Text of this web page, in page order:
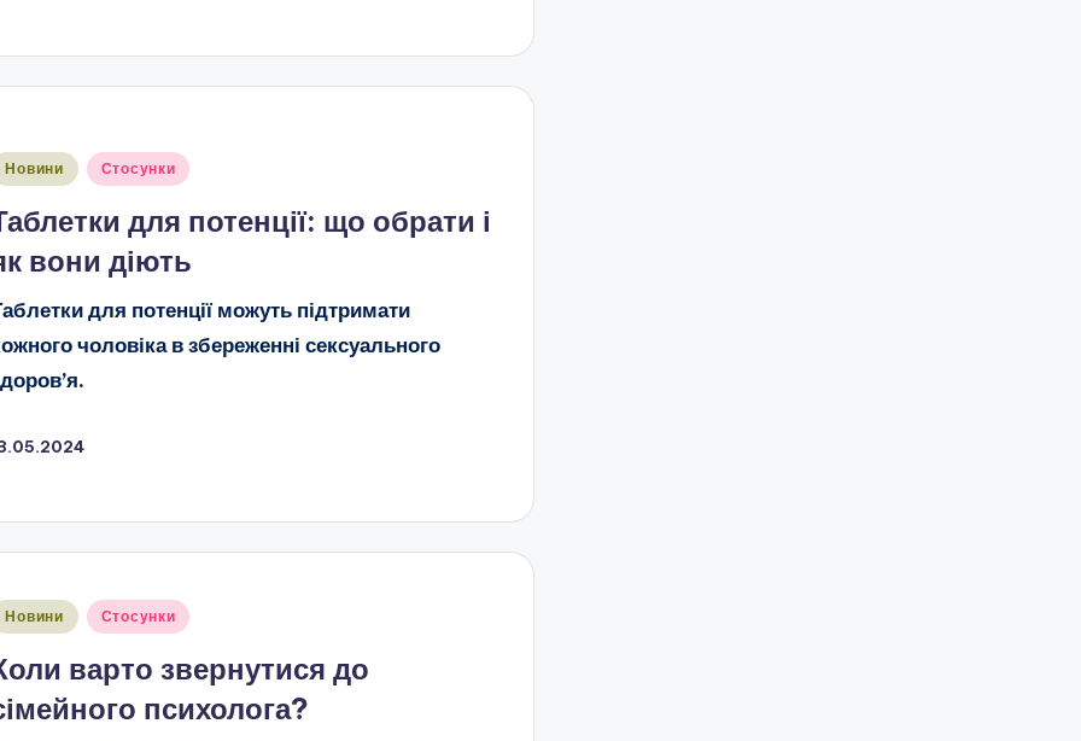
Новини Стосунки
для потенції: що обрати і
вони діють
для потенції можуть підтримати
чоловіка в збереженні сексуального
Новини Стосунки
варто звернутися до
психолога?